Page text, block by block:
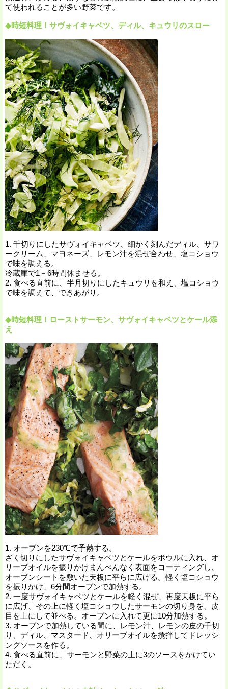
て使われることが多い野菜です。
◆時短料理！サヴォイキャベツ、ディル、キュウリのスロー
1. 千切りにしたサヴォイキャベツ、細かく刻んだディル、サワ
ークリーム、マヨネーズ、レモン汁を混ぜ合わせ、塩コショウ
で味を調える。
冷蔵庫で1－6時間休ませる。
2. 食べる直前に、半月切りにしたキュウリを和え、塩コショウ
で味を調えて、できあがり。
◆時短料理！ローストサーモン、サヴォイキャベツとケール添
え
1. オーブンを230℃で予熱する。
ざく切りにしたサヴォイキャベツとケールをボウルに入れ、オ
リーブオイルを振りかけまんべんなく表面をコーティングし、
オーブンシートを敷いた天板に平らに広げる。軽く塩コショウ
を振りかけ、6分間オーブンで加熱する。
2. 一度サヴォイキャベツとケールを軽く混ぜ、再度天板に平ら
に広げ、その上に軽く塩コショウしたサーモンの切り身を、皮
目を上にして並べる。オーブンに入れて更に10分加熱する。
3. オーブンで加熱している間に、レモン汁、レモンの皮の千切
り、ディル、マスタード、オリーブオイルを攪拌してドレッシ
ングソースを作る。
4. 食べる直前に、サーモンと野菜の上に3のソースをかけてい
ただく。